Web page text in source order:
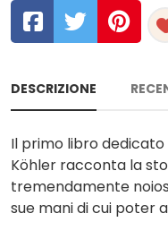
DESCRIZIONE
Il primo libro
Köhler racconta la
tremendamente
sue mani di cui poter